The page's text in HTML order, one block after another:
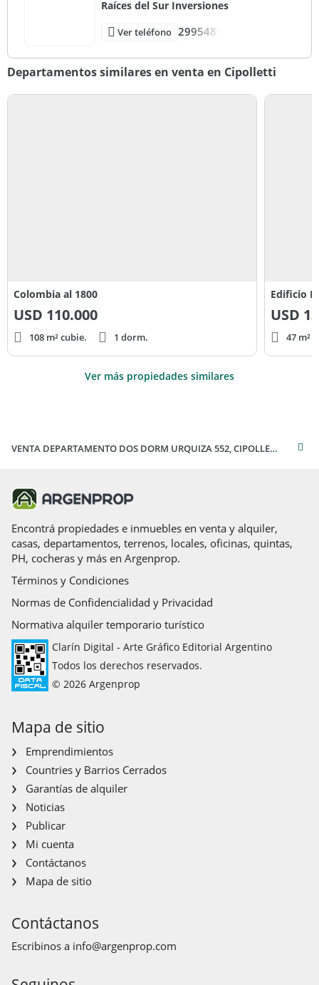
Raíces del Sur Inversiones
Ver teléfono 2995483
Departamentos similares en venta en Cipolletti
Colombia al 1800
USD 110.000
108 m² cubie. 1 dorm.
Edificio
USD
47 m²
Ver más propiedades similares
VENTA DEPARTAMENTO DOS DORM URQUIZA 552, CIPOLLETTI
Encontrá propiedades e inmuebles en venta y alquiler,
casas, departamentos, terrenos, locales, oficinas, quintas,
PH, cocheras y más en Argenprop.
Términos y Condiciones
Normas de Confidencialidad y Privacidad
Normativa alquiler temporario turístico
Clarín Digital - Arte Gráfico Editorial Argentino
Todos los derechos reservados.
© 2026 Argenprop
Mapa de sitio
Emprendimientos
Countries y Barrios Cerrados
Garantías de alquiler
Noticias
Publicar
Mi cuenta
Contáctanos
Mapa de sitio
Contáctanos
Escribinos a info@argenprop.com